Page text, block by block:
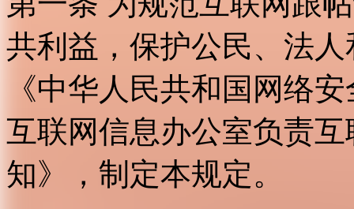
共利益，保护公民、法
《中华人民共和国网络
互联网信息办公室负责
知》，制定本规定。